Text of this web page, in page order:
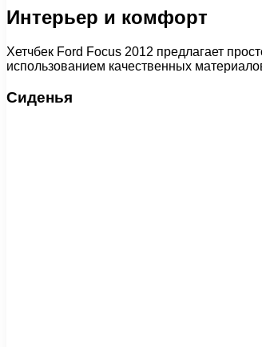
Интерьер и комфорт
Хетчбек Ford Focus 2012 предлагает
использованием качественных
Сиденья